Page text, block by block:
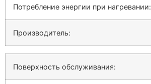
Потребление энергии при нагревании:
Производитель:
Поверхность обслуживания: